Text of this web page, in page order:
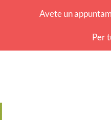
Avete un
Per